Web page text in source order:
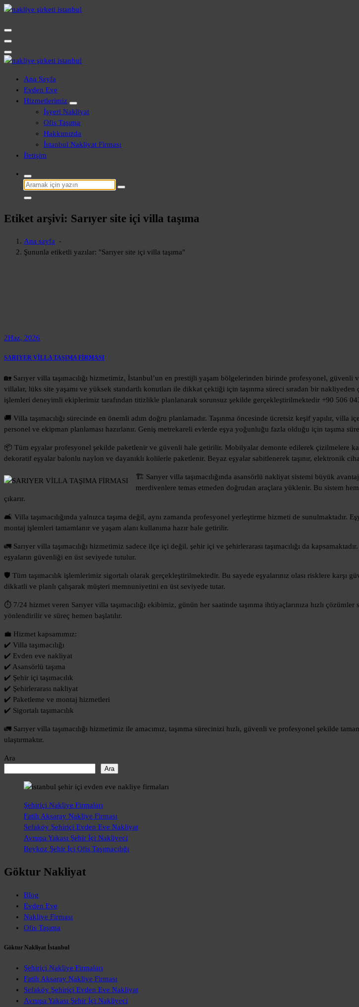
İçeriğe
Evden Eve - İşyeri Ofis Nakliye İstanbul
Evden Eve - İşyeri Ofis Nakliye İstanbul
Ana Sayfa
Evden Eve
Hizmetlerimiz
İşyeri Nakliyat
Ofis Taşıma
Hakkımızda
İstanbul Nakliyat Firması
İletişim
Şunu
ara:
Etiket arşivi: Sarıyer site içi villa taşıma
Ana sayfa -
Şununla etiketli yazılar: "Sarıyer site içi villa taşıma"
2Haz, 2026
SARIYER VİLLA TAŞIMA FİRMASI
🏡 Sarıyer villa taşımacılığı hizmetimiz, İstanbul’un en prestijli yaşam bölgelerinden birinde profesyonel, güvenli
villalar, lüks site yaşamı ve yüksek standartlı konutları ile dikkat çektiği için taşınma süreci sıradan bir nakliyeden
işlemleri deneyimli ekiplerimiz tarafından titizlikle planlanarak sorunsuz şekilde gerçekleştirilmektedir +90 506
🚚 Villa taşımacılığı sürecinde en önemli adım doğru planlamadır. Taşınma öncesinde ücretsiz keşif yapılır,
personel ve ekipman planlaması hazırlanır. Geniş metrekareli evlerde eşya yoğunluğu fazla olduğu için taşıma
📦 Tüm eşyalar profesyonel şekilde paketlenir ve güvenli hale getirilir. Mobilyalar demonte edilerek çizilmelere
dekoratif eşyalar balonlu naylon ve dayanıklı kolilerle paketlenir. Beyaz eşyalar sabitlenerek taşınır, elektronik
🏗️ Sarıyer villa taşımacılığında asansörlü nakliyat sistemi büyük
merdivenlere temas etmeden doğrudan araçlara yüklenir. Bu sistem
çıkarır.
🛋️ Villa taşımacılığında yalnızca taşıma değil, aynı zamanda profesyonel yerleştirme hizmeti de sunulmaktadır.
montaj işlemleri tamamlanır ve yaşam alanı kullanıma hazır hale getirilir.
🚛 Sarıyer villa taşımacılığı hizmetimiz sadece ilçe içi değil, şehir içi ve şehirlerarası taşımacılığı da
eşyaların güvenliği en üst seviyede tutulur.
🛡️ Tüm taşımacılık işlemlerimiz sigortalı olarak gerçekleştirilmektedir. Bu sayede eşyalarınız olası risklere karşı
dikkatli ve planlı çalışarak müşteri memnuniyetini en üst seviyede tutar.
⏱️ 7/24 hizmet veren Sarıyer villa taşımacılığı ekibimiz, günün her saatinde taşınma ihtiyaçlarınıza hızlı
yönlendirilir ve süreç hemen başlatılır.
💼 Hizmet kapsamımız:
✔️ Villa taşımacılığı
✔️ Evden eve nakliyat
✔️ Asansörlü taşıma
✔️ Şehir içi taşımacılık
✔️ Şehirlerarası nakliyat
✔️ Paketleme ve montaj hizmetleri
✔️ Sigortalı taşımacılık
🚛 Sarıyer villa taşımacılığı hizmetimiz ile amacımız, taşınma sürecinizi hızlı, güvenli ve profesyonel şekilde
ulaştırmaktır.
Ara
Ara
Şehiriçi Nakliye Firmaları
Fatih Aksaray Nakliye Firması
Sefaköy Şehiriçi Evden Eve Nakliyat
Avrupa Yakası Şehir İçi Nakliyeci
Beykoz Şehir İçi Ofis Taşımacılığı
Göktur Nakliyat
Blog
Evden Eve
Nakliye Firması
Ofis Taşıma
Göktur Nakliyat İstanbul
Şehiriçi Nakliye Firmaları
Fatih Aksaray Nakliye Firması
Sefaköy Şehiriçi Evden Eve Nakliyat
Avrupa Yakası Şehir İçi Nakliyeci